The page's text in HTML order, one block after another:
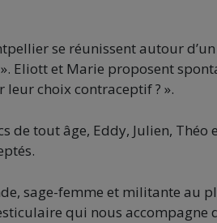
se réunissent autour
Eliott et Marie proposent
choix contraceptif ? ».
de tout âge, Eddy, Julien, Théo
sage-femme et militante au
qui nous accompagne